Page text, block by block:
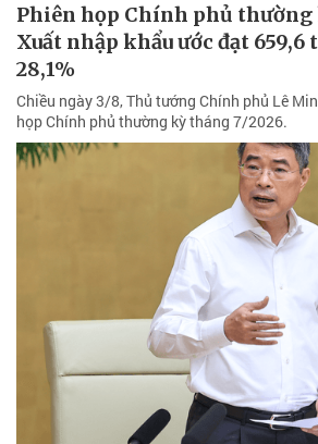
Phiên họp Chính phủ thường
Xuất nhập khẩu ước đạt 659,6
28,1%
Chiều ngày 3/8, Thủ tướng Chính phủ Lê
họp Chính phủ thường kỳ tháng 7/2026.